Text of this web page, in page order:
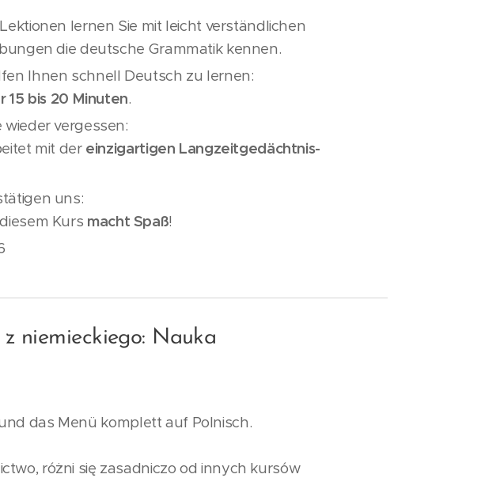
lernen Sie mit leicht verständlichen
die deutsche Grammatik kennen.
Ihnen schnell Deutsch zu lernen:
15 bis 20 Minuten.
vergessen:
mit der einzigartigen Langzeitgedächtnis-
uns:
Kurs macht Spaß!
niemieckiego: Nauka
das Menü komplett auf Polnisch.
różni się zasadniczo od innych kursów